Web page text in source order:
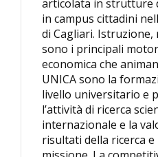
articolata in strutture
in campus cittadini
di Cagliari. Istruzione,
sono i principali
economica che
UNICA sono la
livello universitario e
l’attività di ricerca
internazionale e la
risultati della ricerca